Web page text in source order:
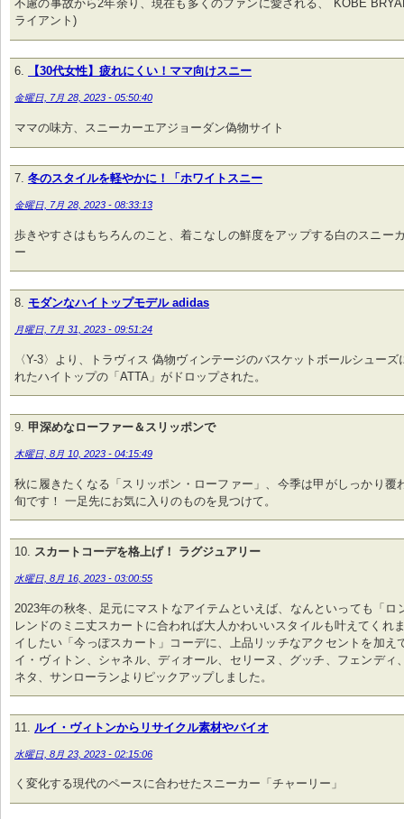
不慮の事故から2年余り、現在も多くのファンに愛される、 KOBE
ライアント)
【30代女性】疲れにくい！ママ向けスニー
金曜日, 7月 28, 2023 - 05:50:40
ママの味方、スニーカーエアジョーダン偽物サイト
冬のスタイルを軽やかに！「ホワイトスニー
金曜日, 7月 28, 2023 - 08:33:13
歩きやすさはもちろんのこと、着こなしの鮮度をアップする白のスニー
ー
モダンなハイトップモデル adidas
月曜日, 7月 31, 2023 - 09:51:24
〈Y-3〉より、トラヴィス 偽物ヴィンテージのバスケットボールシュー
れたハイトップの「ATTA」がドロップされた。
甲深めなローファー＆スリッポンで
木曜日, 8月 10, 2023 - 04:15:49
秋に履きたくなる「スリッポン・ローファー」、今季は甲がしっかり覆
旬です！ 一足先にお気に入りのものを見つけて。
スカートコーデを格上げ！ ラグジュアリー
水曜日, 8月 16, 2023 - 03:00:55
2023年の秋冬、足元にマストなアイテムといえば、なんといっても「ロ
レンドのミニ丈スカートに合われば大人かわいいスタイルも叶えてくれ
イしたい「今っぽスカート」コーデに、上品リッチなアクセントを加え
イ・ヴィトン、シャネル、ディオール、セリーヌ、グッチ、フェンディ
ネタ、サンローランよりピックアップしました。
ルイ・ヴィトンからリサイクル素材やバイオ
水曜日, 8月 23, 2023 - 02:15:06
く変化する現代のペースに合わせたスニーカー「チャーリー」